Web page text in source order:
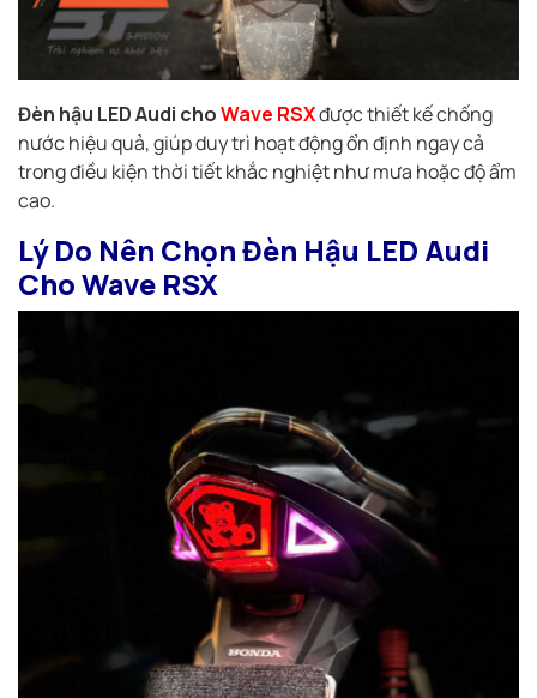
Đèn hậu LED Audi choWave RSXđược thiết kế chống
nước hiệu quả, giúp duy trì hoạt động ổn định ngay cả
trong điều kiện thời tiết khắc nghiệt như mưa hoặc độ ẩm
cao.
Lý Do Nên Chọn Đèn Hậu LED Audi
Cho Wave RSX